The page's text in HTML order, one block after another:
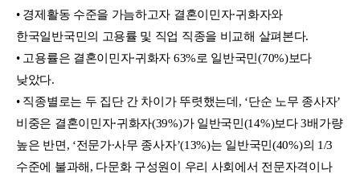
• 경제활동 수준을 가늠하고자 결혼이민자∙귀화자와
한국일반국민의 고용률 및 직업 직종을 비교해 살펴본다.
• 고용률은 결혼이민자∙귀화자 63%로 일반국민(70%)보다
낮았다.
• 직종별로는 두 집단 간 차이가 뚜렷했는데, ‘단순 노무 종사자’
비중은 결혼이민자∙귀화자(39%)가 일반국민(14%)보다 3배가량
높은 반면, ‘전문가∙사무 종사자’(13%)는 일반국민(40%)의 1/3
수준에 불과해, 다문화 구성원이 우리 사회에서 전문자격이나